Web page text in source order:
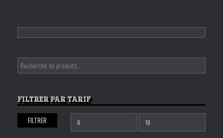
FILTRER PAR TARIF
Prix
min
Prix
max
FILTRER